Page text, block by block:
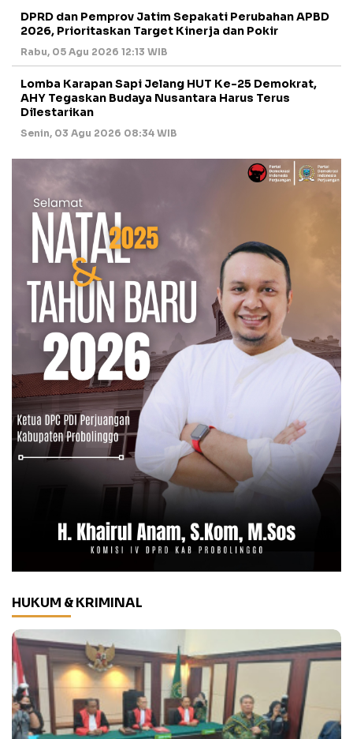
DPRD dan Pemprov Jatim Sepakati Perubahan APBD
2026, Prioritaskan Target Kinerja dan Pokir
Rabu, 05 Agu 2026 12:13 WIB
Lomba Karapan Sapi Jelang HUT Ke-25 Demokrat,
AHY Tegaskan Budaya Nusantara Harus Terus
Dilestarikan
Senin, 03 Agu 2026 08:34 WIB
HUKUM & KRIMINAL